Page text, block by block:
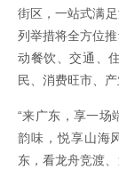
街区，一站式满
列举措将全方位
动餐饮、交通、
民、消费旺市、
“来广东，享一场
韵味，悦享山海
东，看龙舟竞渡